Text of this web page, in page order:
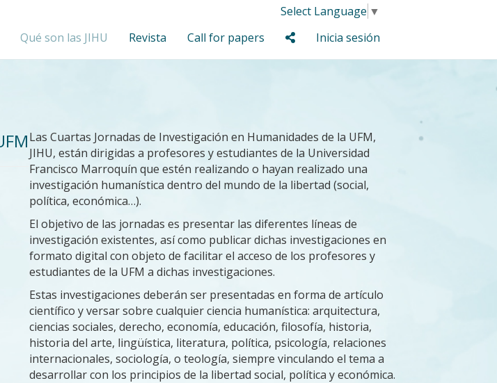
Select Language ▼
Qué son las JIHU
Revista Call for papers Inicia sesión
Las Cuartas Jornadas de Investigación en Humanidades de la UFM,
JIHU, están dirigidas a profesores y estudiantes de la Universidad
Francisco Marroquín que estén realizando o hayan realizado una
investigación humanística dentro del mundo de la libertad (social,
política, económica…).
El objetivo de las jornadas es presentar las diferentes líneas de
investigación existentes, así como publicar dichas investigaciones en
formato digital con objeto de facilitar el acceso de los profesores y
estudiantes de la UFM a dichas investigaciones.
Estas investigaciones deberán ser presentadas en forma de artículo
científico y versar sobre cualquier ciencia humanística: arquitectura,
ciencias sociales, derecho, economía, educación, filosofía, historia,
historia del arte, lingüística, literatura, política, psicología, relaciones
internacionales, sociología, o teología, siempre vinculando el tema a
desarrollar con los principios de la libertad social, política y económica.